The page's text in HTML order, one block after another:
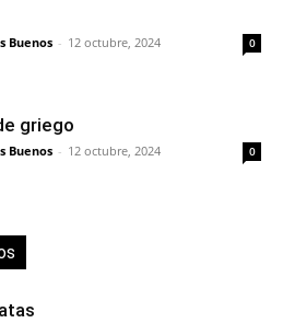
Buenos - 12 octubre, 2024 0
griego
Buenos - 12 octubre, 2024 0